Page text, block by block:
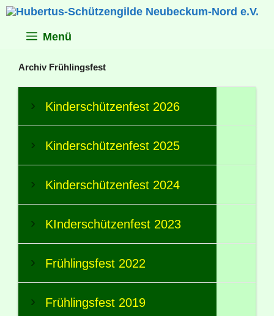
Zum
Inhalt
Menü
Archiv Frühlingsfest
Kinderschützenfest 2026
Kinderschützenfest 2025
Kinderschützenfest 2024
KInderschützenfest 2023
Frühlingsfest 2022
Frühlingsfest 2019